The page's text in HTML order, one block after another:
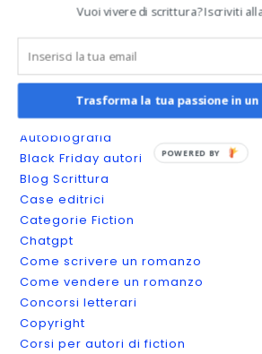
Categories
Amazon KDP
Annunci di lavoro
App per la scrittura
Autobiografia
Black Friday autori
Blog Scrittura
Case editrici
Categorie Fiction
Chatgpt
Come scrivere un romanzo
Come vendere un romanzo
Concorsi letterari
Copyright
Corsi per autori di fiction
Vuoi vivere di scrittura? Iscriviti
Trasforma la tua passione in
POWERED BY